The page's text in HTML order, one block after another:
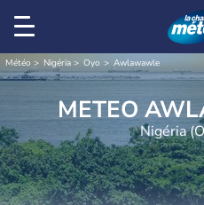
Météo Nigéria Oyo Awlawawle
Nigéria